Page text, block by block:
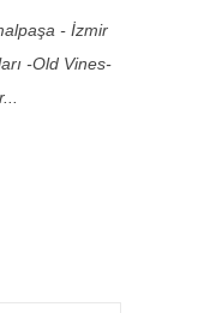
- İzmir
-Old Vines-